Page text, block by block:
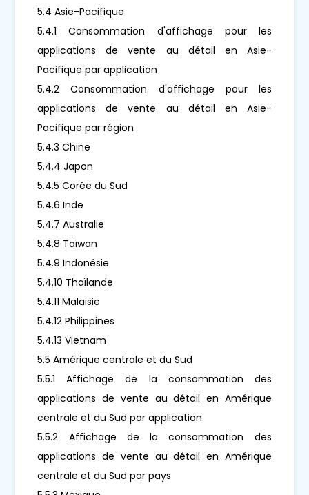
5.4 Asie-Pacifique
5.4.1 Consommation d'affichage pour les
applications de vente au détail en Asie-
Pacifique par application
5.4.2 Consommation d'affichage pour les
applications de vente au détail en Asie-
Pacifique par région
5.4.3 Chine
5.4.4 Japon
5.4.5 Corée du Sud
5.4.6 Inde
5.4.7 Australie
5.4.8 Taïwan
5.4.9 Indonésie
5.4.10 Thaïlande
5.4.11 Malaisie
5.4.12 Philippines
5.4.13 Vietnam
5.5 Amérique centrale et du Sud
5.5.1 Affichage de la consommation des
applications de vente au détail en Amérique
centrale et du Sud par application
5.5.2 Affichage de la consommation des
applications de vente au détail en Amérique
centrale et du Sud par pays